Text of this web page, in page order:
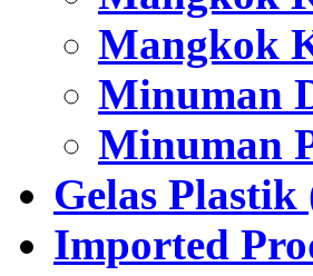
Mangkok
Minuman
Minuman
Gelas
Imported